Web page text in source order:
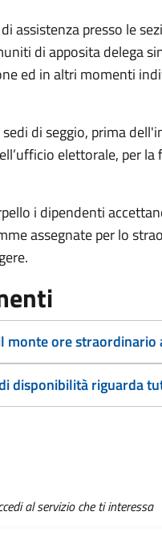
assistenza presso le
di apposita delega
ed in altri momenti
di seggio, prima
elettorale, per
i dipendenti
assegnate per lo
monte ore straordinario
disponibilità riguarda
al servizio che ti interessa